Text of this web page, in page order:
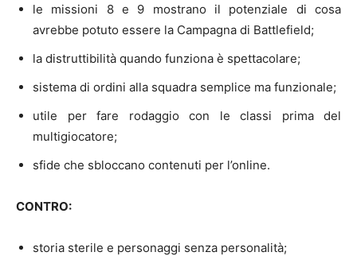
le missioni 8 e 9 mostrano il potenziale di cosa
avrebbe potuto essere la Campagna di Battlefield;
la distruttibilità quando funziona è spettacolare;
sistema di ordini alla squadra semplice ma funzionale;
utile per fare rodaggio con le classi prima del
multigiocatore;
sfide che sbloccano contenuti per l’online.
CONTRO:
storia sterile e personaggi senza personalità;